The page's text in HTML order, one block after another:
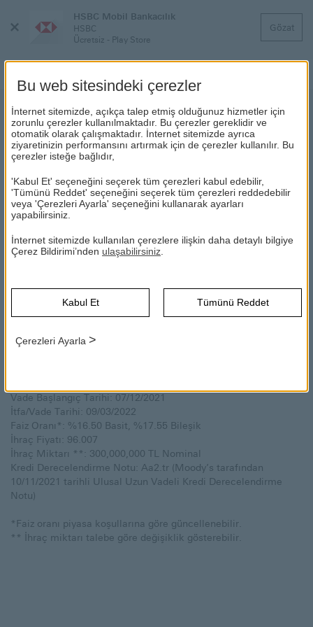
Menüyü
HSBC Mobil Bankacılık
HSBC
Ücretsiz - Play Store
Gözat
HSBC Bank A.Ş. Bono İhracı
Hakkında Bilgilendirme
HABERLER
03.12.2021
HSBC Bank A.Ş.; Sermaye Piyasası Kurulu'nun 23 Eylül 2021
tarihli ve 49/1401 sayılı kararı kapsamında, HSBC Yatırım
sınırları dahilinde (yurt içinde), halka arz edilmeksizin kurumsal
nitelikli yatırımcılara %16.50 basit faiz ile 9/3/2022 vadeli
300,000,000 Türk Lirası (TL) nominal bono satışını
Vade Başlangıç Tarihi: 07/12/2021
İtfa/Vade Tarihi: 09/03/2022
Faiz Oranı*: %16.50 Basit, %17.55 Bileşik
İhraç Fiyatı: 96.007
İhraç Miktarı **: 300,000,000 TL Nominal
Kredi Derecelendirme Notu: Aa2.tr (Moody’s tarafından
10/11/2021 tarihli Ulusal Uzun Vadeli Kredi Derecelendirme
Notu)
*Faiz oranı piyasa koşullarına göre güncellenebilir.
** İhraç miktarı talebe göre değişiklik gösterebilir.
Bu web sitesindeki çerezler
İnternet sitemizde, açıkça talep etmiş olduğunuz hizmetler için
zorunlu çerezler kullanılmaktadır. Bu çerezler gereklidir ve
otomatik olarak çalışmaktadır. İnternet sitemizde ayrıca
ziyaretinizin performansını artırmak için de çerezler kullanılır. Bu
çerezler isteğe bağlıdır,
'Kabul Et' seçeneğini seçerek tüm çerezleri kabul edebilir,
'Tümünü Reddet' seçeneğini seçerek tüm çerezleri reddedebilir
veya 'Çerezleri Ayarla' seçeneğini kullanarak ayarları
yapabilirsiniz.
İnternet sitemizde kullanılan çerezlere ilişkin daha detaylı bilgiye
Çerez Bildirimi’nden ulaşabilirsiniz
Kabul Et Tümünü Reddet
Çerezleri Ayarla >